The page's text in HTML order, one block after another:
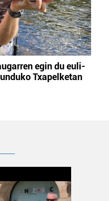
egin du euli-
Txapelketan